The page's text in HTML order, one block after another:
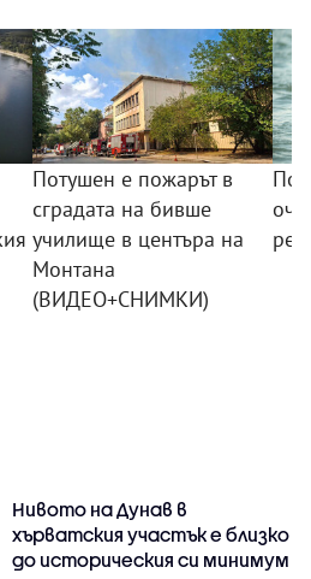
Потушен е пожарът в
сградата на бивше
училище в центъра на
Монтана
(ВИДЕО+СНИМКИ)
Нивото на Дунав в
хърватския участък е близко
до историческия си минимум